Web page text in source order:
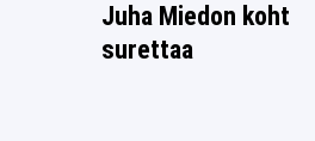
Juha Miedon
surettaa